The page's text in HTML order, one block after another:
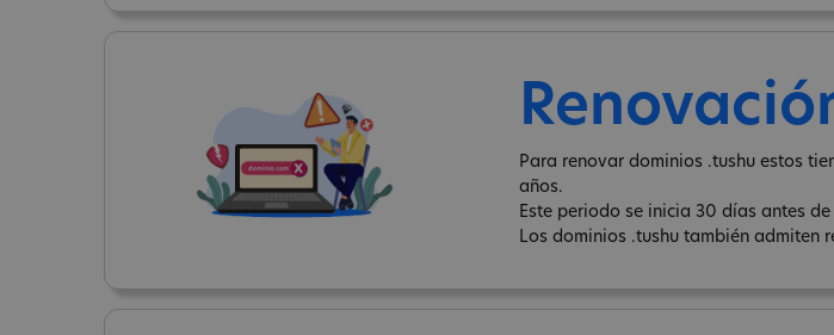
Para renovar dominios .tushu estos
años.
Este periodo se inicia 30 días antes
Los dominios .tushu también admiten